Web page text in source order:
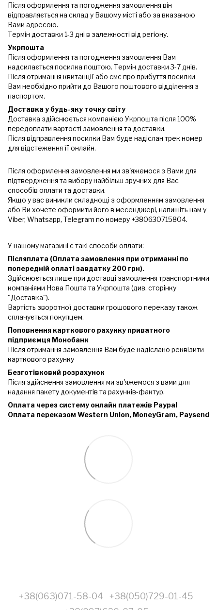
Після оформлення та погодження замовлення він
відправляється на склад у Вашому місті або за вказаною
Вами адресою.
Термін доставки 1-3 дні в залежності від регіону.
Укрпошта
Після оформлення та погодження замовлення Вам
надсилається посилка поштою. Термін доставки 3-7 днів.
Після отримання квитанції або смс про прибуття посилки
Вам необхідно прийти до Вашого поштового відділення з
паспортом.
Доставка у будь-яку точку світу
Доставка здійснюється компанією Укрпошта після 100%
передоплати вартості замовлення та доставки.
Після відправлення посилки Вам буде надіслан трек номер
для відстеження її онлайн.
Після оформлення замовлення ми зв'яжемося з Вами для
підтвердження та вибору найбільш зручних для Вас
способів оплати та доставки.
Якщо у вас виникли складнощі з оформленням замовлення
або Ви хочете оформити його в месенджері, напишіть нам у
Viber, Whatsapp, Telegram по номеру +380630715804.
У нашому магазині є такі способи оплати:
Післяплата (Оплата замовлення при отриманні по
попередній оплаті завдатку 200 грн).
Здійснюється лише при доставці замовлення транспортними
компаніями Нова Пошта та Укрпошта (див. сторінку
"Доставка").
Вартість зворотної доставки грошового переказу також
сплачується покупцем.
Поповнення карткового рахунку приватного
підприємця Монобанк
Після отримання замовлення Вам буде надіслано реквізити
карткового рахунку
Безготівковий розрахунок
Після здійснення замовлення ми зв'яжемося з вами для
надання пакету документів та рахунків-фактур.
Оплата через систему онлайн платежів Paypal
Оплата переказом Western Union, MoneyGram, Paysend
+38(063)071-58-04
+38(050)729-01-45